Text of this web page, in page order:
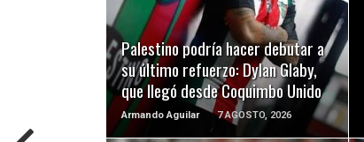
Palestino podría hacer debutar a
su último refuerzo: Dylan Glaby,
que llegó desde Coquimbo Unido
Armando Aguilar 7 AGOSTO, 2026
LEER MÁS